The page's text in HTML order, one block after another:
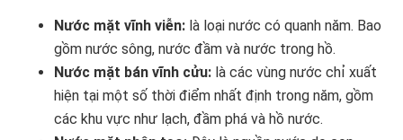
Nước mặt vĩnh viễn: là loại nước có quanh năm. Bao
gồm nước sông, nước đầm và nước trong hồ.
Nước mặt bán vĩnh cửu: là các vùng nước chỉ xuất
hiện tại một số thời điểm nhất định trong năm, gồm
các khu vực như lạch, đầm phá và hồ nước.